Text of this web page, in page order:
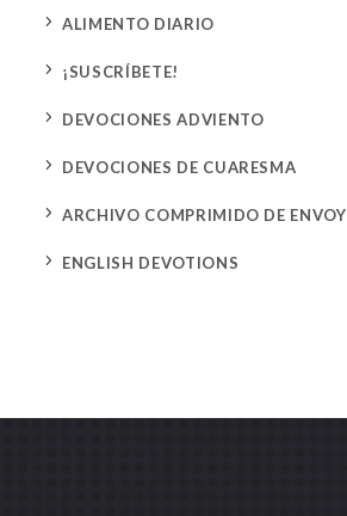
5 ALIMENTO DIARIO
5 ¡SUSCRÍBETE!
5 DEVOCIONES ADVIENTO
5 DEVOCIONES DE CUARESMA
5 ARCHIVO COMPRIMIDO DE ENVOY
5 ENGLISH DEVOTIONS